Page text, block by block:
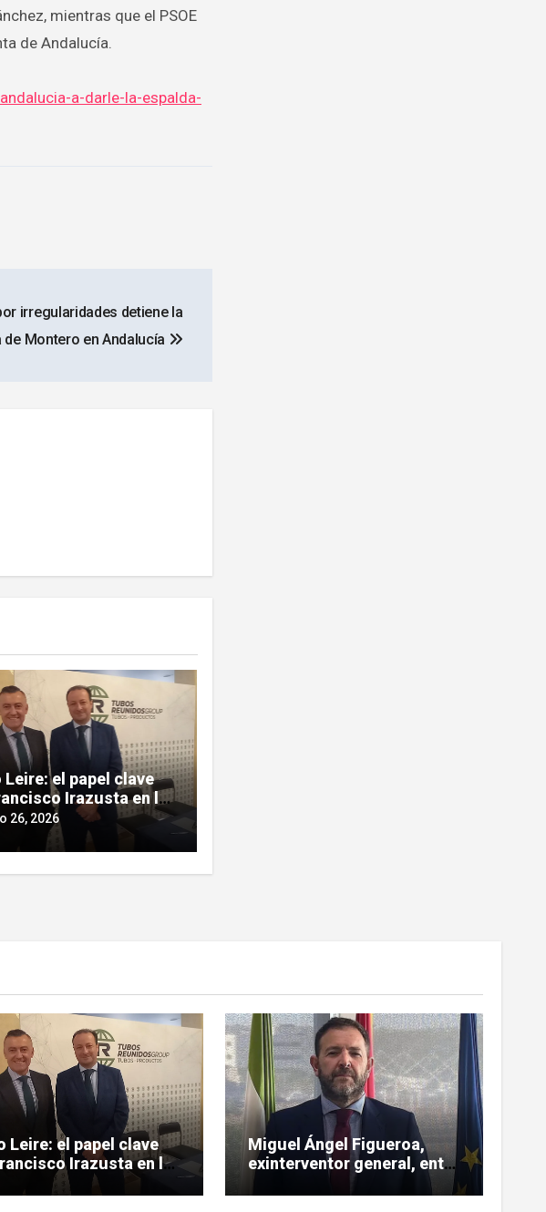
mientras que el PSOE
de Andalucía.
a-darle-la-espalda-
irregularidades detiene la
de Montero en Andalucía
Leire: el papel clave
Irazusta en la
judicial sobre
Reunidos
26, 2026
Leire: el papel clave
Irazusta en la
judicial sobre
Reunidos
Miguel Ángel Figueroa,
exinterventor general, entre
los investigados en la pieza
SEPI